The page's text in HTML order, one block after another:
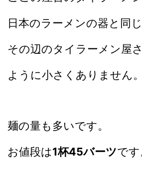
日本のラーメンの器と同
その辺のタイラーメン屋
ように小さくありません。
麺の量も多いです。
お値段は1杯45バーツです